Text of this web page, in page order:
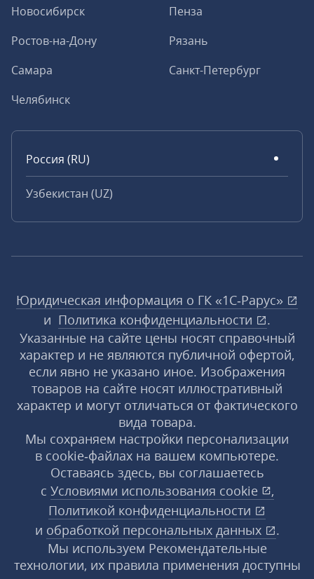
Новосибирск
Пенза
Ростов-на-Дону
Рязань
Самара
Санкт-Петербург
Челябинск
Россия (RU)
Узбекистан (UZ)
Юридическая информация о ГК «1С‑Рарус»
и Политика конфиденциальности
.
Указанные на сайте цены носят справочный
характер и не являются публичной офертой,
если явно не указано иное. Изображения
товаров на сайте носят иллюстративный
характер и могут отличаться от фактического
вида товара.
Мы сохраняем настройки персонализации
в cookie‑файлах на вашем компьютере.
Оставаясь здесь, вы соглашаетесь
с Условиями использования cookie
,
Политикой конфиденциальности
и обработкой персональных данных
.
Мы используем Рекомендательные
технологии, их правила применения доступны